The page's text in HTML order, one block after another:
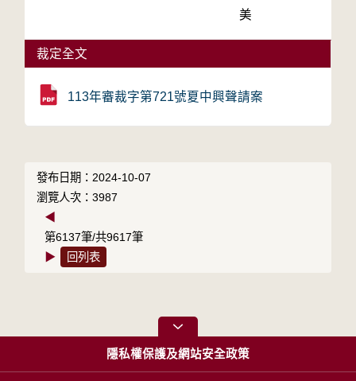
美
裁定全文
113年審裁字第721號夏中興聲請案
發布日期：2024-10-07
瀏覽人次：3987
◀
第6137筆/共9617筆
▶
回列表
隱私權保護及網站安全政策